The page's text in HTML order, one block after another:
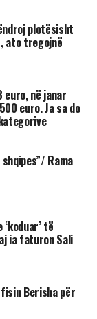
plotësisht
ato tregojnë
euro, në janar
euro. Ja sa do
Rama
të
ia faturon Sali
Berisha për